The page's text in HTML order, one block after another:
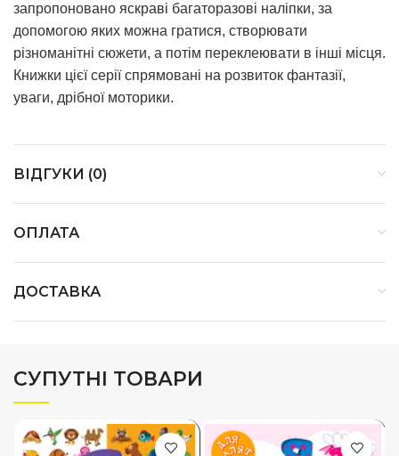
запропоновано яскраві багаторазові наліпки, за
допомогою яких можна гратися, створювати
різноманітні сюжети, а потім переклеювати в інші місця.
Книжки цієї серії спрямовані на розвиток фантазії,
уваги, дрібної моторики.
ВІДГУКИ (0)
ОПЛАТА
ДОСТАВКА
СУПУТНІ ТОВАРИ